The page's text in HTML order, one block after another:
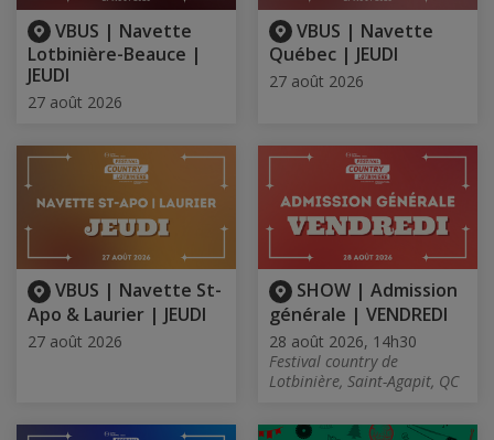
VBUS | Navette
Lotbinière-Beauce |
JEUDI
27 août 2026
VBUS | Navette
Québec | JEUDI
27 août 2026
VBUS | Navette St-
Apo & Laurier | JEUDI
27 août 2026
SHOW | Admission
générale | VENDREDI
28 août 2026, 14h30
Festival country de
Lotbinière, Saint-Agapit, QC